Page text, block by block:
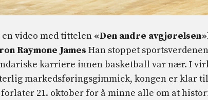
en video med tittelen «Den andre avgjørelsen»
Raymone James Han stoppet
karriere innen basketball var nær. I
markedsføringsgimmick, kongen er klar til
forlater 21. oktober for å minne alle om at